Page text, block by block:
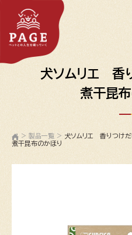
犬ソムリエ 香
煮干昆
> 製品一覧 > 犬ソムリエ 香りつけだ
煮干昆布のかほり